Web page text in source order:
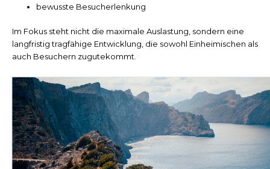
bewusste Besucherlenkung
Im Fokus steht nicht die maximale Auslastung, sondern eine
langfristig tragfähige Entwicklung, die sowohl Einheimischen als
auch Besuchern zugutekommt.